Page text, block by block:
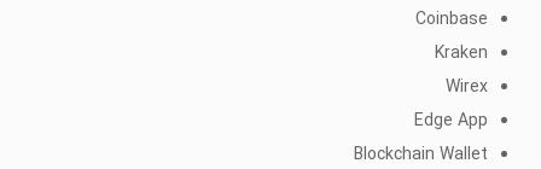
Coinbase
Kraken
Wirex
Edge App
Blockchain Wallet